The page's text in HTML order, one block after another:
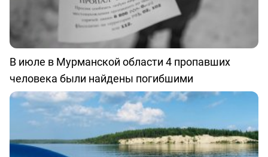
В июле в Мурманской области 4 пропавших
человека были найдены погибшими